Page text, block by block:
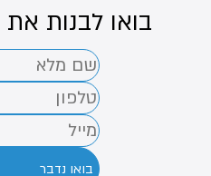
בואו לבנות